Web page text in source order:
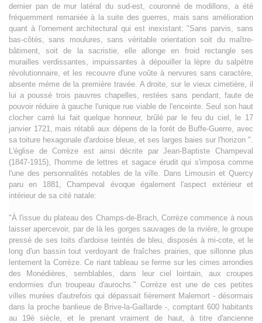
dernier pan de mur latéral du sud-est, couronné de modillons, a été
fréquemment remaniée à la suite des guerres, mais sans amélioration
quant à l'ornement architectural qui est inexistant: "Sans parvis, sans
bas-côtés, sans moulures, sans véritable orientation soit du maître-
bâtiment, soit de la sacristie, elle allonge en froid rectangle ses
murailles verdissantes, impuissantes à dépouiller la lèpre du salpétre
révolutionnaire, et les recouvre d'une voûte à nervures sans caractère,
absente méme de la première travée. A droite, sur le vieux cimetière, il
lui a poussé trois pauvres chapelles, restées sans pendant, faute de
pouvoir réduire à gauche l'unique rue viable de l'enceinte. Seul son haut
clocher carré lui fait quelque honneur, brûlé par le feu du ciel, le 17
janvier 1721, mais rétabli aux dépens de la forét de Buffe-Guerre, avec
sa toiture hexagonale d'ardoise bleue, et ses larges baies sur l'horizon ".
L'église de Corrèze est ainsi décrite par Jean-Baptiste Champeval
(1847-1915), l'homme de lettres et sagace érudit qui s'imposa comme
l'une des personnalités notables de la ville. Dans Limousin et Quercy
paru en 1881, Champeval évoque également l'aspect extérieur et
intérieur de sa cité natale:
"À l'issue du plateau des Champs-de-Brach, Corrèze commence à nous
laisser apercevoir, par de là les gorges sauvages de la rivière, le groupe
pressé de ses toits d'ardoise teintés de bleu, disposés à mi-cote, et le
long d'un bassin tout verdoyant de fraîches prairies, que sillonne plus
lentement la Corrèze. Ce riant tableau se ferme sur les cimes arrondies
des Monédières, semblables, dans leur ciel lointain, aux croupes
endormies d'un troupeau d'aurochs." Corrèze est une de ces petites
villes murées d'autrefois qui dépassait fièrement Malemort - désormais
dans la proche banlieue de Brive-la-Gaillarde -, comptant 600 habitants
au 19è siècle, et le prenant vraiment de haut, à titre d'ancienne